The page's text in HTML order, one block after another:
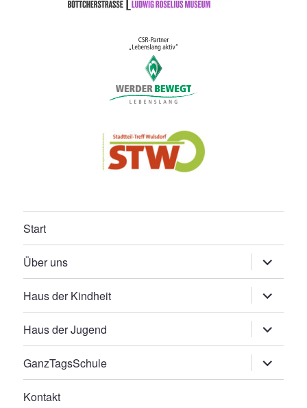
Start
Über uns
öffnen
Haus der Kindheit
öffnen
Haus der Jugend
öffnen
GanzTagsSchule
öffnen
Kontakt